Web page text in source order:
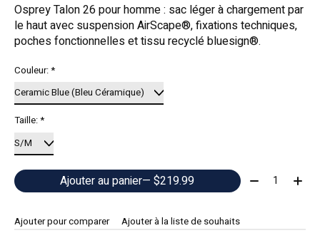
Osprey Talon 26 pour homme : sac léger à chargement par
le haut avec suspension AirScape®, fixations techniques,
poches fonctionnelles et tissu recyclé bluesign®.
Couleur:*
Taille:*
Ajouter au panier — $219.99 Quantité:
Ajouter pour comparer Ajouter à la liste de souhaits